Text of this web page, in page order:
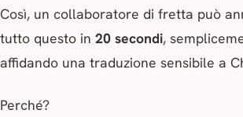
Così, un collaboratore di fretta può
tutto questo in 20 secondi,
affidando una traduzione sensibile a
Perché?